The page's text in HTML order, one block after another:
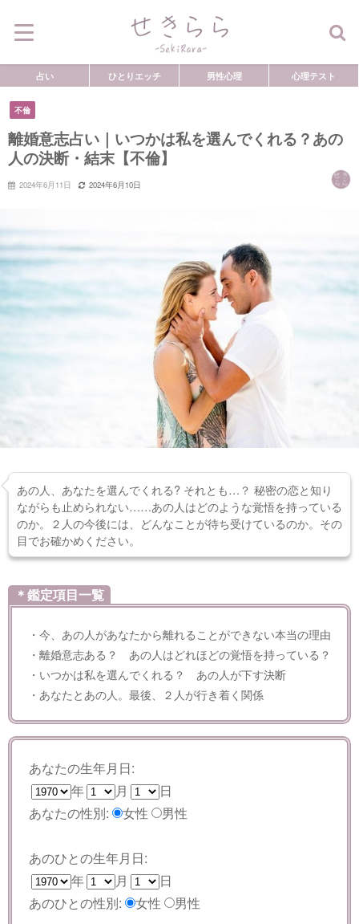
占い ひとりエッチ 男性心理 心理テスト
不倫
離婚意志占い｜いつかは私を選んでくれる？あの
人の決断・結末【不倫】
2024年6月11日 2024年6月10日
あの人、あなたを選んでくれる? それとも…？ 秘密の恋と知り
ながらも止められない……あの人はどのような覚悟を持っている
のか。２人の今後には、どんなことが待ち受けているのか。その
目でお確かめください。
＊鑑定項目一覧
・今、あの人があなたから離れることができない本当の理由
・離婚意志ある？ あの人はどれほどの覚悟を持っている？
・いつかは私を選んでくれる？ あの人が下す決断
・あなたとあの人。最後、２人が行き着く関係
あなたの生年月日:
年
月
日
あなたの性別:
女性 男性
あのひとの生年月日:
年
月
日
あのひとの性別:
女性 男性